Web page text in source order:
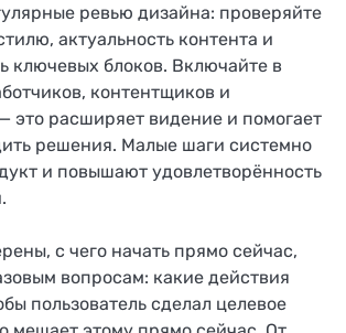
ревью дизайна: проверяйте
актуальность контента и
ключевых блоков. Включайте в
контентщиков и
это расширяет видение и помогает
решения. Малые шаги системно
и повышают удовлетворённость
с чего начать прямо сейчас,
вопросам: какие действия
пользователь сделал целевое